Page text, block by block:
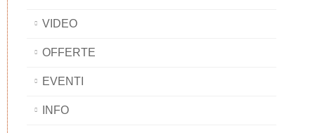
VIDEO
OFFERTE
EVENTI
INFO